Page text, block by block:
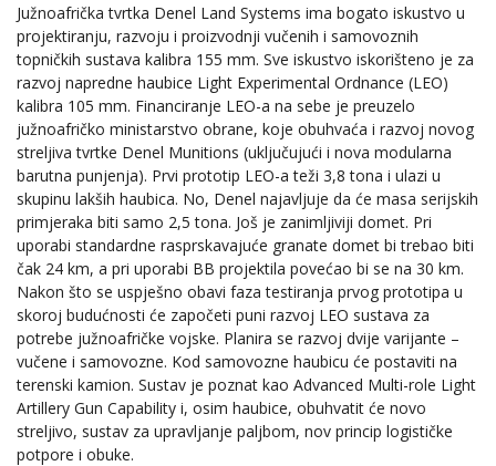
Južnoafrička tvrtka Denel Land Systems ima bogato iskustvo u
projektiranju, razvoju i proizvodnji vučenih i samovoznih
topničkih sustava kalibra 155 mm. Sve iskustvo iskorišteno je za
razvoj napredne haubice Light Experimental Ordnance (LEO)
kalibra 105 mm. Financiranje LEO-a na sebe je preuzelo
južnoafričko ministarstvo obrane, koje obuhvaća i razvoj novog
streljiva tvrtke Denel Munitions (uključujući i nova modularna
barutna punjenja). Prvi prototip LEO-a teži 3,8 tona i ulazi u
skupinu lakših haubica. No, Denel najavljuje da će masa serijskih
primjeraka biti samo 2,5 tona. Još je zanimljiviji domet. Pri
uporabi standardne rasprskavajuće granate domet bi trebao biti
čak 24 km, a pri uporabi BB projektila povećao bi se na 30 km.
Nakon što se uspješno obavi faza testiranja prvog prototipa u
skoroj budućnosti će započeti puni razvoj LEO sustava za
potrebe južnoafričke vojske. Planira se razvoj dvije varijante –
vučene i samovozne. Kod samovozne haubicu će postaviti na
terenski kamion. Sustav je poznat kao Advanced Multi-role Light
Artillery Gun Capability i, osim haubice, obuhvatit će novo
streljivo, sustav za upravljanje paljbom, nov princip logističke
potpore i obuke.